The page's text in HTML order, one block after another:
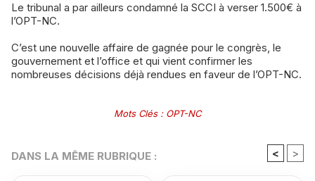
Le tribunal a par ailleurs condamné la SCCI à verser 1.500€ à
l’OPT-NC.
C’est une nouvelle affaire de gagnée pour le congrès, le
gouvernement et l’office et qui vient confirmer les
nombreuses décisions déjà rendues en faveur de l’OPT-NC.
Mots Clés: OPT-NC
DANS LA MÊME RUBRIQUE : < >